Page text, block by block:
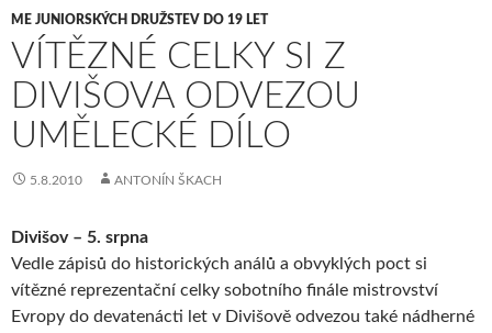
ME JUNIORSKÝCH DRUŽSTEV DO 19 LET
VÍTĚZNÉ CELKY SI Z
DIVIŠOVA ODVEZOU
UMĚLECKÉ DÍLO
5.8.2010 ANTONÍN ŠKACH
Divišov – 5. srpna
Vedle zápisů do historických análů a obvyklých poct si
vítězné reprezentační celky sobotního finále mistrovství
Evropy do devatenácti let v Divišově odvezou také nádherné